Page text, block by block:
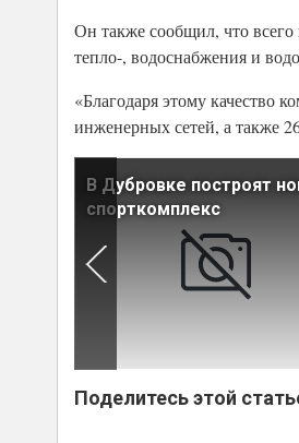
Он также сообщил, что
тепло-, водоснабжения и
«Благодаря этому качество
инженерных сетей, а также
В Дубровке построят
спорткомплекс
Поделитесь этой